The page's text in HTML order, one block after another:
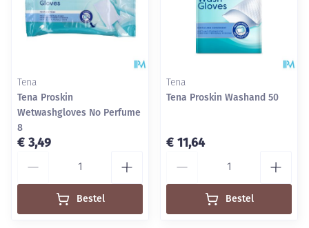
Tena
Tena Proskin
Wetwashgloves No Perfume
8
€ 3,49
Bestel
Tena
Tena Proskin Washand 50
€ 11,64
Bestel